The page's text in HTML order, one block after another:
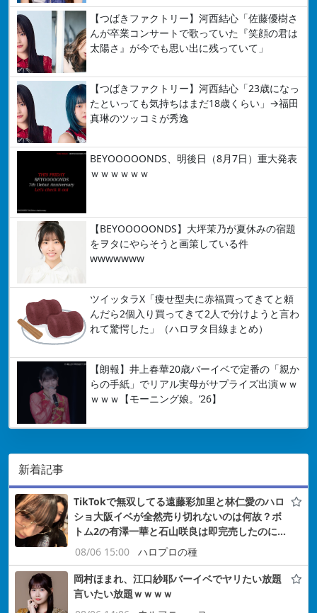
【つばきファクトリー】河西結心「佐藤優樹さ
んが卒業コンサートで歌っていた『笑顔の君は
太陽さ』が今でも思い出に残っていて」
【つばきファクトリー】河西結心「23歳になっ
たといっても気持ちはまだ18歳くらい」→福田
真琳のツッコミが秀逸
BEYOOOOONDS、明後日（8月7日）重大発表
ｗｗｗｗｗｗ
【BEYOOOOONDS】大坪茉乃が夏休みの宿題
をヲタにやらそうと画策している件
wwwwwww
ツイッタラX「痩せ型夫に赤福買ってきてと頼
んだら2個入り買ってきて2人で分けようと言わ
れて驚愕した」（ハロヲタ目線まとめ）
【朗報】井上春華20歳バーイベで定番の「親か
らの手紙」でリアル実母がサプライズ出演ｗｗ
ｗｗｗ【モーニング娘。’26】
新着記事
TikTokで無双してる遠藤彩加里と林仁愛のハロ
ショ大阪イベが全然売り切れないのは何故？ボ
トム2の有澤一華と石山咲良は即完売したのに…
08/06 15:00
ハロプロの種
岡村ほまれ、江口紗耶バーイベでヤリたい放題
言いたい放題ｗｗｗｗ